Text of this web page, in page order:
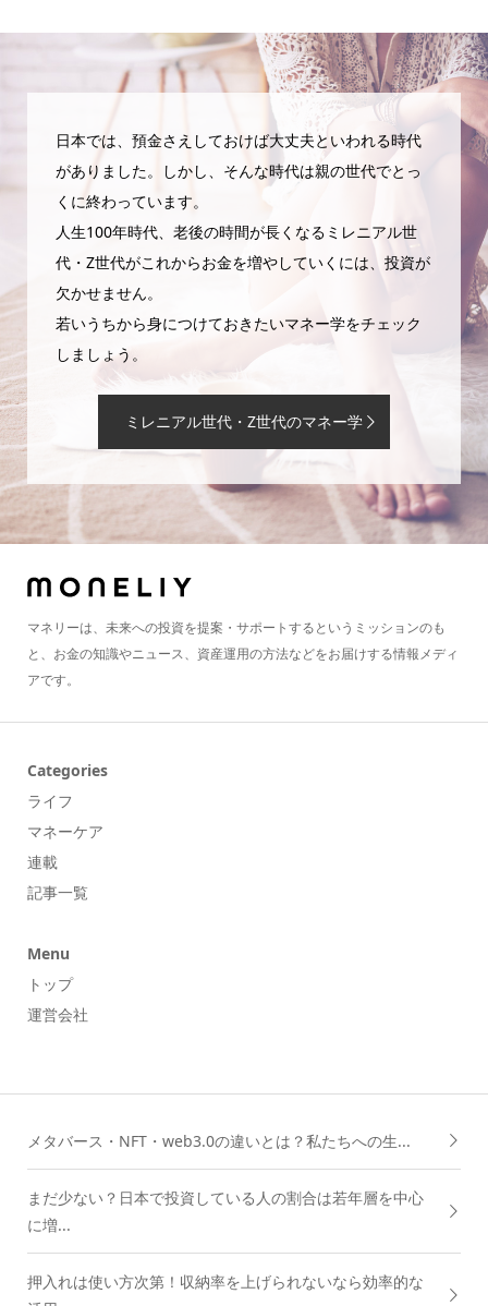
日本では、預金さえしておけば大丈夫といわれる時代
がありました。しかし、そんな時代は親の世代でとっ
くに終わっています。
人生100年時代、老後の時間が長くなるミレニアル世
代・Z世代がこれからお金を増やしていくには、投資が
欠かせません。
若いうちから身につけておきたいマネー学をチェック
しましょう。
ミレニアル世代・Z世代のマネー学
マネリーは、未来への投資を提案・サポートするというミッションのも
と、お金の知識やニュース、資産運用の方法などをお届けする情報メディ
アです。
Categories
ライフ
マネーケア
連載
記事一覧
Menu
トップ
運営会社
メタバース・NFT・web3.0の違いとは？私たちへの生...
まだ少ない？日本で投資している人の割合は若年層を中心
に増...
押入れは使い方次第！収納率を上げられないなら効率的な